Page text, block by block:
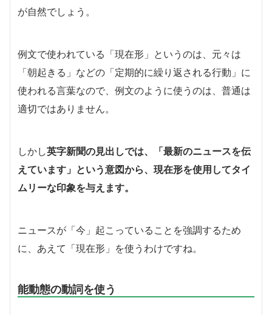
が自然でしょう。
例文で使われている「現在形」というのは、元々は
「朝起きる」などの「定期的に繰り返される行動」に
使われる言葉なので、例文のように使うのは、普通は
適切ではありません。
しかし英字新聞の見出しでは、「最新のニュースを伝
えています」という意図から、現在形を使用してタイ
ムリーな印象を与えます。
ニュースが「今」起こっていることを強調するため
に、あえて「現在形」を使うわけですね。
能動態の動詞を使う